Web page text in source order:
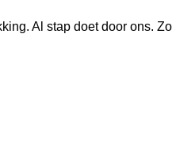
Al stap doet door ons.